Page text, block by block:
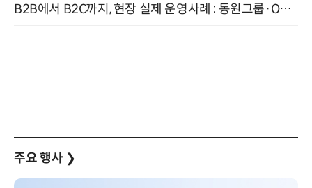
B2B에서 B2C까지, 현장 실제 운영사례 : 동원그룹·OCI·다이닝브랜즈그룹·당근 (8/27)
주요 행사 ❯